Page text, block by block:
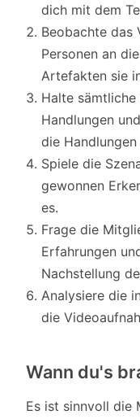
dich mit dem
Beobachte das
Personen an
Artefakten sie
Halte sämtliche
Handlungen
die
Spiele die
gewonnen
es.
Frage die
Erfahrungen
Nachstellung
Analysiere die
die
Wann du's
Es ist sinnvoll die